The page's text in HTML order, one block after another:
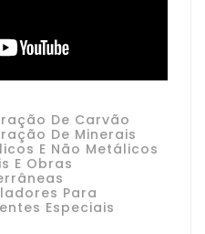
De Carvão
De Minerais
E Não Metálicos
E Obras
Para
Especiais